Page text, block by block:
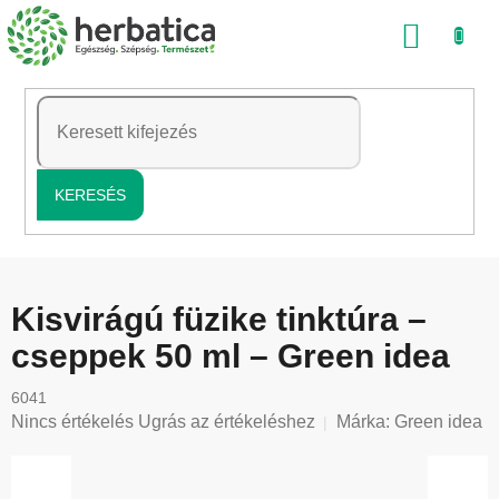
Ugrás
a
tartalomhoz
KERESÉS
Kisvirágú füzike tinktúra –
cseppek 50 ml – Green idea
6041
A
Nincs értékelés Ugrás az értékeléshez Márka: Green idea